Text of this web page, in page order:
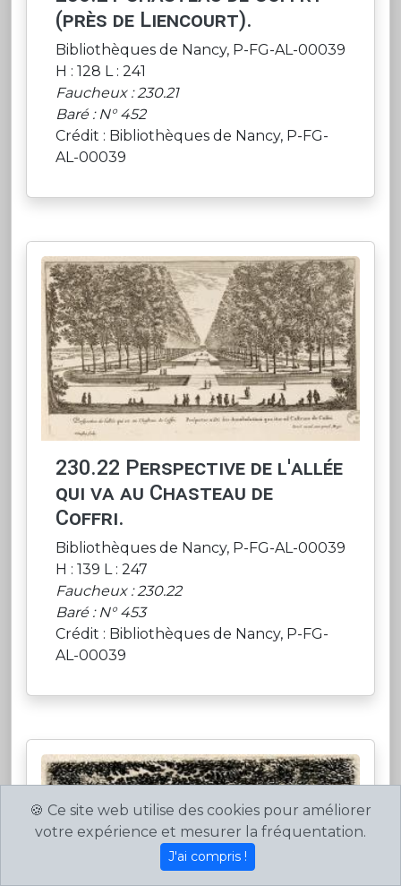
(près de Liencourt).
Bibliothèques de Nancy, P-FG-AL-00039
H : 128 L : 241
Faucheux : 230.21
Baré : N° 452
Crédit : Bibliothèques de Nancy, P-FG-
AL-00039
230.22 Perspective de l'allée
qui va au Chasteau de
Coffri.
Bibliothèques de Nancy, P-FG-AL-00039
H : 139 L : 247
Faucheux : 230.22
Baré : N° 453
Crédit : Bibliothèques de Nancy, P-FG-
AL-00039
🍪 Ce site web utilise des cookies pour améliorer
votre expérience et mesurer la fréquentation.
J'ai compris !